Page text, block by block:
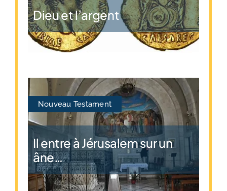
Dieu et l’argent
Nouveau Testament
Il entre à Jérusalem sur un
âne…